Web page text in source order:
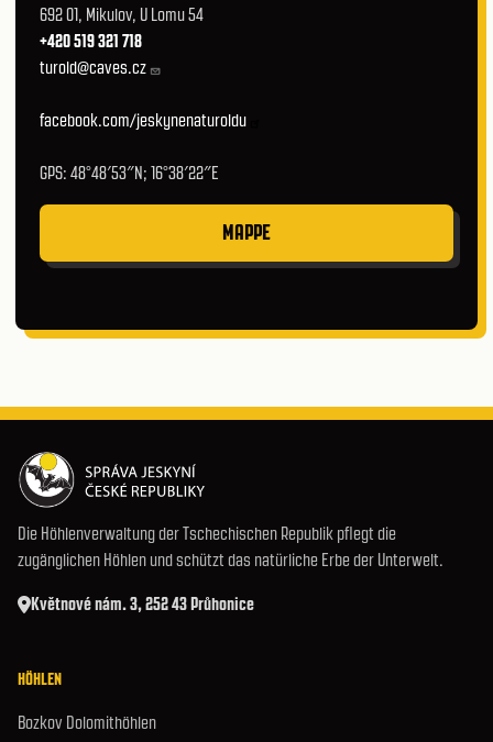
692 01, Mikulov, U Lomu 54
+420 519 321 718
turold@caves.cz
facebook.com/jeskynenaturoldu
GPS: 48°48′53″N; 16°38′22″E
MAPPE
Die Höhlenverwaltung der Tschechischen Republik pflegt die
zugänglichen Höhlen und schützt das natürliche Erbe der Unterwelt.
Květnové nám. 3, 252 43 Průhonice
HÖHLEN
Bozkov Dolomithöhlen